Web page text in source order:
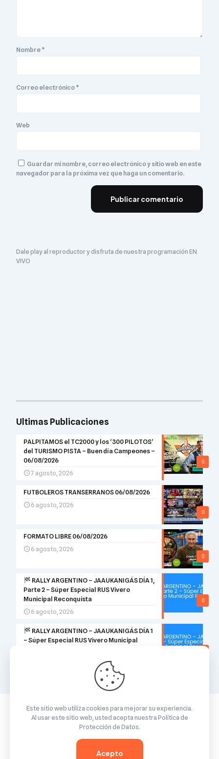
Nombre*
Correo electrónico*
Web
Guardar mi nombre, correo electrónico y sitio web en este
navegador para la próxima vez que haga un comentario.
Dale play al reproductor y disfruta de nuestra programación EN
VIVO
Ultimas Publicaciones
0
PALPITAMOS el TC2000 y los ‘300 PILOTOS’
del TURISMO PISTA – Buen día Campeones –
06/08/2026
7 agosto, 2026
0
FUTBOLEROS TRANSERRANOS 06/08/2026
6 agosto, 2026
0
FORMATO LIBRE 06/08/2026
6 agosto, 2026
0
RALLY ARGENTINO – JAAUKANIGÁS DÍA 1,
Parte 2 – Súper Especial RUS Vivero
Municipal Reconquista
6 agosto, 2026
RALLY ARGENTINO – JAAUKANIGÁS DÍA 1
– Súper Especial RUS Vivero Municipal
Powered by
WordPress
Este sitio web utiliza cookies para mejorar su experiencia.
Al usar este sitio web, usted acepta nuestraPolítica de
Protección de Datos.
Acepto